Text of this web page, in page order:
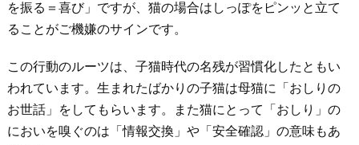
を振る＝喜び」ですが、猫の場合はしっぽをピンッと立て
ることがご機嫌のサインです。
この行動のルーツは、子猫時代の名残が習慣化したともい
われています。生まれたばかりの子猫は母猫に「おしりの
お世話」をしてもらいます。また猫にとって「おしり」の
においを嗅ぐのは「情報交換」や「安全確認」の意味もあ